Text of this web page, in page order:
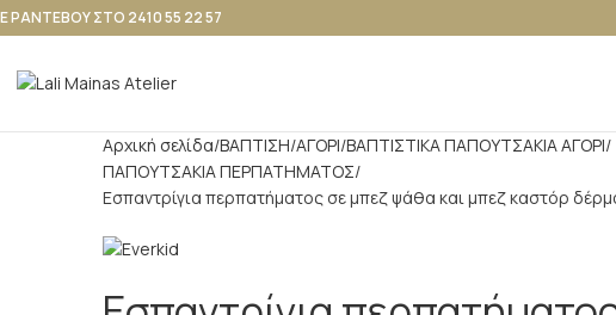
ΡΑΝΤΕΒΟΥ ΣΤΟ 2410 55 22 57
Αρχική σελίδα ΒΑΠΤΙΣΗ ΑΓΟΡΙ ΒΑΠΤΙΣΤΙΚΑ ΠΑΠΟΥΤΣAKIA ΑΓΟΡΙ
ΠΑΠΟΥΤΣΑΚΙΑ ΠΕΡΠΑΤΗΜΑΤΟΣ
Εσπαντρίγια περπατήματος σε μπεζ ψάθα και μπεζ καστόρ